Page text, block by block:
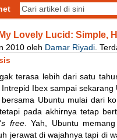
Lovely Lucid: Simple,
2010 oleh Damar Riyadi
terasa lebih dari satu
Ibex sampai
Ubuntu mulai dari
pada akhirnya tetap
free. Yah, Ubuntu
jerawat di wajahnya tapi di